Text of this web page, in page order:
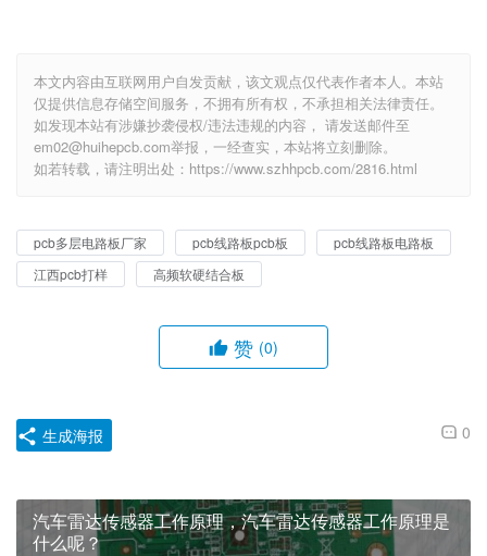
本文内容由互联网用户自发贡献，该文观点仅代表作者本人。本站
仅提供信息存储空间服务，不拥有所有权，不承担相关法律责任。
如发现本站有涉嫌抄袭侵权/违法违规的内容， 请发送邮件至
em02@huihepcb.com举报，一经查实，本站将立刻删除。
如若转载，请注明出处：https://www.szhhpcb.com/2816.html
pcb多层电路板厂家 pcb线路板pcb板
pcb线路板电路板
江西pcb打样
高频软硬结合板
赞 (0)
0
生成海报
汽车雷达传感器工作原理，汽车雷达传感器工作原理是
什么呢？